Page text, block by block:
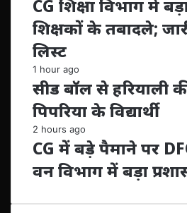
CG शिक्षा विभाग में
शिक्षकों के तबादले;
लिस्ट
1 hour ago
सीड बॉल से हरियाली
पिपरिया के विद्यार्थी
2 hours ago
CG में बड़े पैमाने पर
वन विभाग में बड़ा